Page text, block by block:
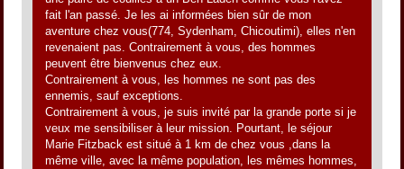
fait l'an passé. Je les ai informées bien sûr de mon
aventure chez vous(774, Sydenham, Chicoutimi), elles n'en
revenaient pas. Contrairement à vous, des hommes
peuvent être bienvenus chez eux.
Contrairement à vous, les hommes ne sont pas des
ennemis, sauf exceptions.
Contrairement à vous, je suis invité par la grande porte si je
veux me sensibiliser à leur mission. Pourtant, le séjour
Marie Fitzback est situé à 1 km de chez vous ,dans la
même ville, avec la même population, les mêmes hommes,